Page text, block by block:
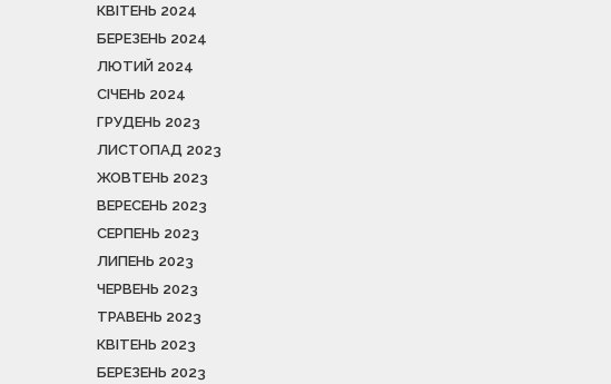
КВІТЕНЬ 2024
БЕРЕЗЕНЬ 2024
ЛЮТИЙ 2024
СІЧЕНЬ 2024
ГРУДЕНЬ 2023
ЛИСТОПАД 2023
ЖОВТЕНЬ 2023
ВЕРЕСЕНЬ 2023
СЕРПЕНЬ 2023
ЛИПЕНЬ 2023
ЧЕРВЕНЬ 2023
ТРАВЕНЬ 2023
КВІТЕНЬ 2023
БЕРЕЗЕНЬ 2023